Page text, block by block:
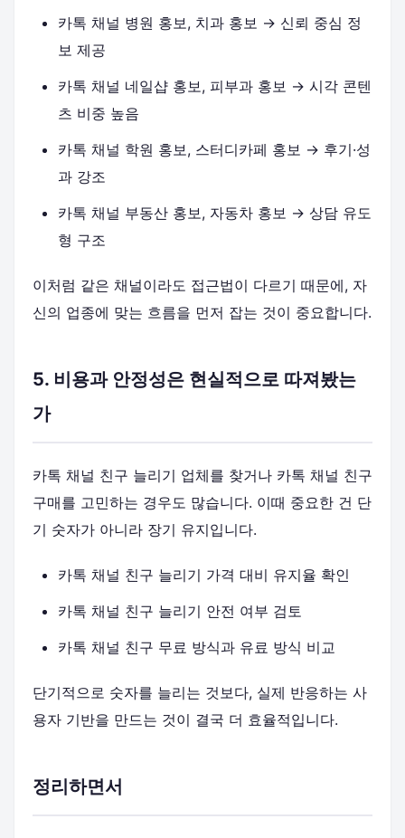
카톡 채널 병원 홍보, 치과 홍보 → 신뢰 중심 정
보 제공
카톡 채널 네일샵 홍보, 피부과 홍보 → 시각 콘텐
츠 비중 높음
카톡 채널 학원 홍보, 스터디카페 홍보 → 후기·성
과 강조
카톡 채널 부동산 홍보, 자동차 홍보 → 상담 유도
형 구조
이처럼 같은 채널이라도 접근법이 다르기 때문에, 자
신의 업종에 맞는 흐름을 먼저 잡는 것이 중요합니다.
5. 비용과 안정성은 현실적으로 따져봤는
가
카톡 채널 친구 늘리기 업체를 찾거나 카톡 채널 친구
구매를 고민하는 경우도 많습니다. 이때 중요한 건 단
기 숫자가 아니라 장기 유지입니다.
카톡 채널 친구 늘리기 가격 대비 유지율 확인
카톡 채널 친구 늘리기 안전 여부 검토
카톡 채널 친구 무료 방식과 유료 방식 비교
단기적으로 숫자를 늘리는 것보다, 실제 반응하는 사
용자 기반을 만드는 것이 결국 더 효율적입니다.
정리하면서